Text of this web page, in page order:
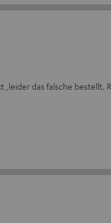
das falsche bestellt.